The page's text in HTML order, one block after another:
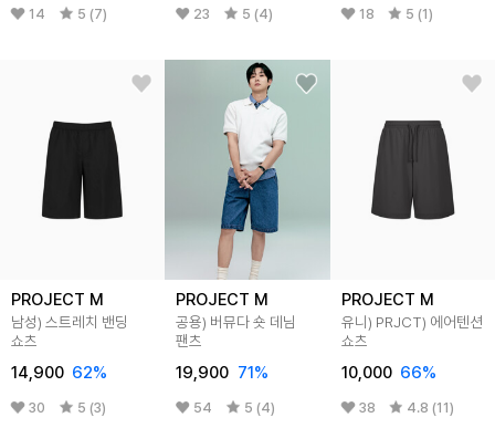
14 5 (7) 23 5 (4) 18 5 (1)
PROJECT M
남성) 스트레치 밴딩
쇼츠
14,900 62%
30 5 (3)
PROJECT M
공용) 버뮤다 숏 데님
팬츠
19,900 71%
54 5 (4)
PROJECT M
유니) PRJCT) 에어텐션
쇼츠
10,000 66%
38 4.8 (11)